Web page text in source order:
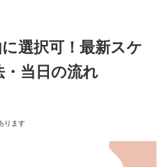
選択可！最新スケ
・当日の流れ
ります